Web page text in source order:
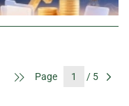
Next PageLast Page
Page / 5